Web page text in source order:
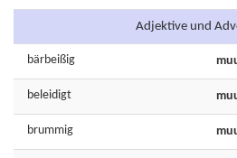
Adjektive und
bärbeißig
beleidigt
brummig